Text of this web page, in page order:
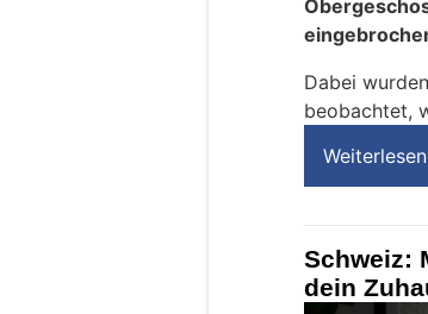
Dabei
beobachtet,
Weiterlesen
Schweiz:
dein